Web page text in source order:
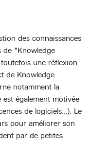
des connaissances
de "Knowledge
une réflexion
de Knowledge
notamment la
également motivée
de logiciels...). Le
pour améliorer son
par de petites